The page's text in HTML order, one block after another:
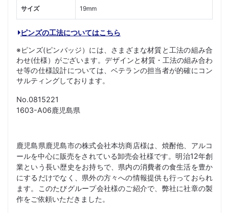
サイズ 19mm
ピンズの工法についてはこちら
※ピンズ(ピンバッジ）には、さまざまな材質と工法の組み合
わせ(仕様）がございます。デザインと材質・工法の組み合わ
せ等の仕様設計については、ベテランの担当者が的確にコン
サルティングしております。
No.0815221
1603-A06鹿児島県
鹿児島県鹿児島市の株式会社本坊商店様は、焼酎他、アルコ
ールを中心に販売をされている卸売会社様です。明治12年創
業という長い歴史をお持ちで、県内の消費者の食生活を豊か
にするだけでなく、県外の方々への情報提供も行っておられ
ます。このたびグループ会社様のご紹介で、弊社に社章の製
作をご依頼いただきました。